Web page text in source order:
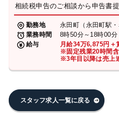
相続税申告のご相談から申告書
勤務地
永田町（永田町駅・
業務時間
8時50分～18時00分
給与
月給34万6,875円＋
※固定残業20時間
※3年目以降は売上
スタッフ求人一覧に戻る